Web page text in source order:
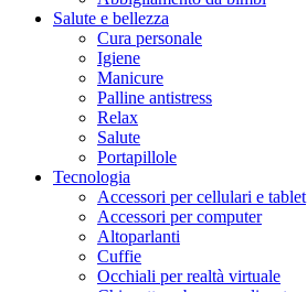
Salute e bellezza
Cura personale
Igiene
Manicure
Palline antistress
Relax
Salute
Portapillole
Tecnologia
Accessori per cellulari e tablet
Accessori per computer
Altoparlanti
Cuffie
Occhiali per realtà virtuale